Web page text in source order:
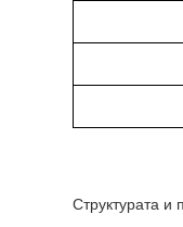
Структурата и